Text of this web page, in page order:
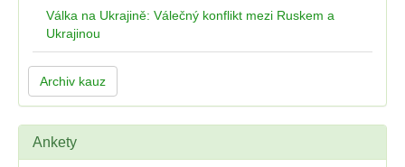
Válka na Ukrajině: Válečný konflikt mezi Ruskem a
Ukrajinou
Archiv kauz
Ankety